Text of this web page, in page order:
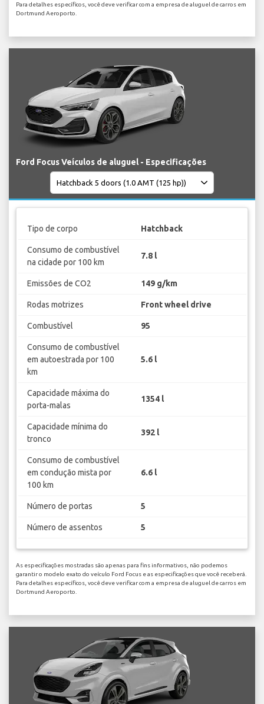
Para detalhes específicos, você deve verificar com a empresa de aluguel de carros em
Dortmund Aeroporto.
Ford Focus Veículos de aluguel - Especificações
Tipo de corpo Hatchback
Consumo de combustível
na cidade por 100 km
7.8 l
Emissões de CO2 149 g/km
Rodas motrizes Front wheel drive
Combustível 95
Consumo de combustível
em autoestrada por 100
km
5.6 l
Capacidade máxima do
porta-malas
1354 l
Capacidade mínima do
tronco
392 l
Consumo de combustível
em condução mista por
100 km
6.6 l
Número de portas 5
Número de assentos 5
As especificações mostradas são apenas para fins informativos, não podemos
garantir o modelo exato do veículo Ford Focus e as especificações que você receberá.
Para detalhes específicos, você deve verificar com a empresa de aluguel de carros em
Dortmund Aeroporto.